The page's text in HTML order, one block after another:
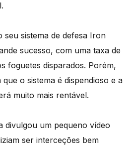
seu sistema de defesa Iron
sucesso, com uma taxa de
foguetes disparados. Porém,
o sistema é dispendioso e a
muito mais rentável.
divulgou um pequeno vídeo
ser interceções bem